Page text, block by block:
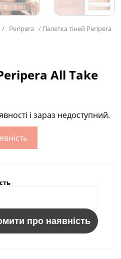
/ Peripera / Палетка тіней Peripera
All Take
і зараз недоступний.
про наявність